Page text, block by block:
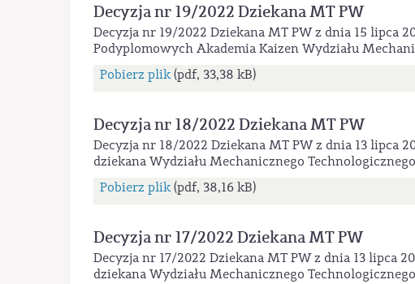
Decyzja nr 19/2022 Dziekana MT PW
Decyzja nr 19/2022 Dziekana MT PW z dnia 15 lipca
Podyplomowych Akademia Kaizen Wydziału
Pobierz plik(pdf, 33,38 kB)
Decyzja nr 18/2022 Dziekana MT PW
Decyzja nr 18/2022 Dziekana MT PW z dnia 13 lipca
dziekana Wydziału Mechanicznego Technologicznego
Pobierz plik(pdf, 38,16 kB)
Decyzja nr 17/2022 Dziekana MT PW
Decyzja nr 17/2022 Dziekana MT PW z dnia 13 lipca
dziekana Wydziału Mechanicznego Technologicznego